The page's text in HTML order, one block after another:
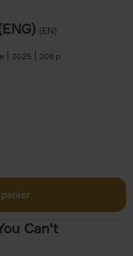
(EN)
2025 208
Can't